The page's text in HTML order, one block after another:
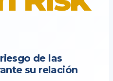
de las
su relación